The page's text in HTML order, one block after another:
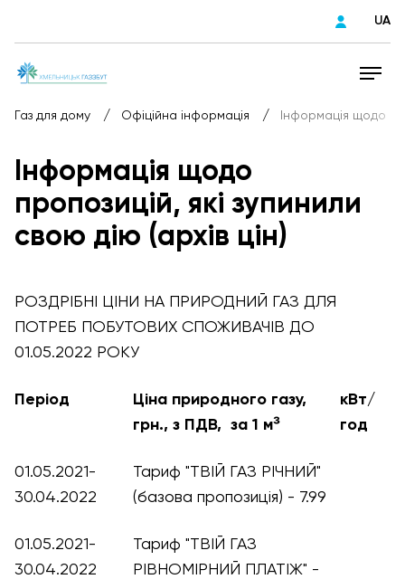
UA
Газ для дому / Офіційна інформація / Інформація щодо
Інформація щодо
пропозицій, які зупинили
свою дію (архів цін)
РОЗДРІБНІ ЦІНИ НА ПРИРОДНИЙ ГАЗ ДЛЯ
ПОТРЕБ ПОБУТОВИХ СПОЖИВАЧІВ ДО
01.05.2022 РОКУ
Період
Ціна природного газу,
грн., з ПДВ, за 1 м³
кВт/
год
01.05.2021-
30.04.2022
01.05.2021-
30.04.2022
Тариф "ТВІЙ ГАЗ РІЧНИЙ"
(базова пропозиція) - 7.99
Тариф "ТВІЙ ГАЗ
РІВНОМІРНИЙ ПЛАТІЖ" -